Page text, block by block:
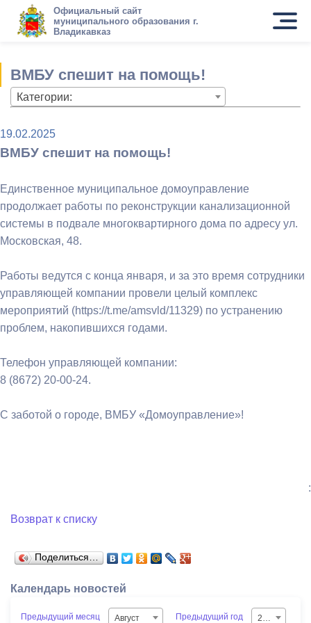
Официальный сайт
муниципального образования г.
Владикавказ
ВМБУ спешит на помощь!
Категории:
19.02.2025
ВМБУ спешит на помощь!
Единственное муниципальное домоуправление
продолжает работы по реконструкции канализационной
системы в подвале многоквартирного дома по адресу ул.
Московская, 48.
Работы ведутся с конца января, и за это время сотрудники
управляющей компании провели целый комплекс
мероприятий (https://t.me/amsvld/11329) по устранению
проблем, накопившихся годами.
Телефон управляющей компании:
8 (8672) 20-00-24.
С заботой о городе, ВМБУ «Домоуправление»!
:
Возврат к списку
Поделиться…
Календарь новостей
Предыдущий месяц Август Предыдущий год 2026